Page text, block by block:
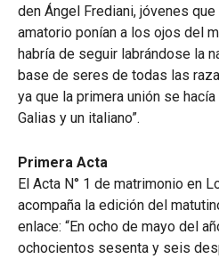
den Ángel Frediani, jóvenes
amatorio ponían a los ojos del
habría de seguir labrándose la
base de seres de todas las
ya que la primera unión se
Galias y un italiano”.
Primera Acta
El Acta N° 1 de matrimonio en
acompaña la edición del
enlace: “En ocho de mayo del
ochocientos sesenta y seis